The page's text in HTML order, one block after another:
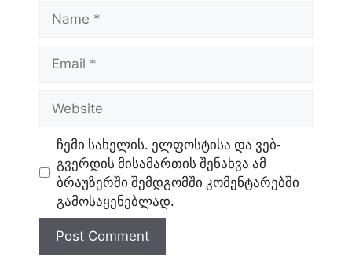
Name
Email
Website
ჩემი სახელის. ელფოსტისა და ვებ-
გვერდის მისამართის შენახვა ამ
ბრაუზერში შემდგომში კომენტარებში
გამოსაყენებლად.